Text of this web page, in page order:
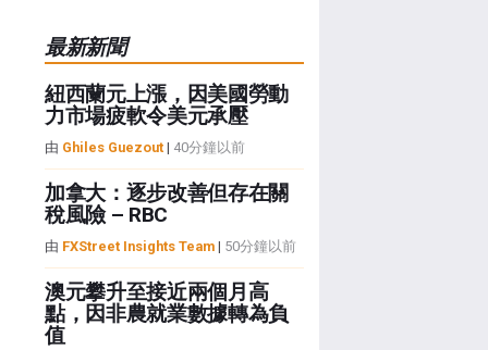
最新新聞
紐西蘭元上漲，因美國勞動
力市場疲軟令美元承壓
由 Ghiles Guezout| 40分鐘以前
加拿大：逐步改善但存在關
稅風險 – RBC
由 FXStreet Insights Team| 50分鐘以前
澳元攀升至接近兩個月高
點，因非農就業數據轉為負
值